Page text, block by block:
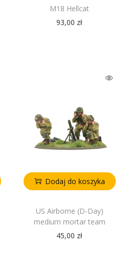
M18 Hellcat
93,00 zł
Dodaj do koszyka
US Airborne (D-Day)
medium mortar team
45,00 zł